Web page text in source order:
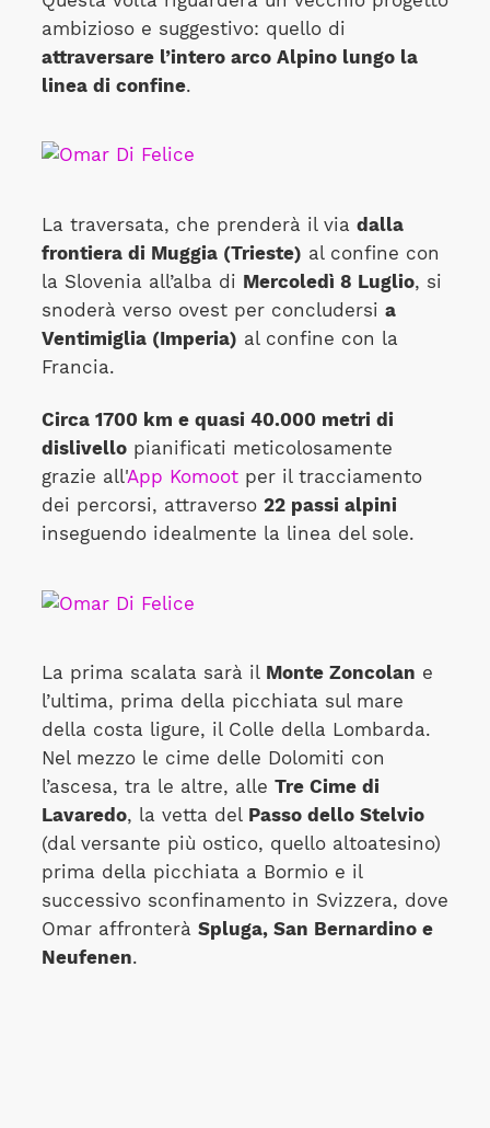
ambizioso e suggestivo: quello di
attraversare l’intero arco Alpino lungo la
linea di confine.
La traversata, che prenderà il via dalla
frontiera di Muggia (Trieste) al confine con
la Slovenia all’alba di Mercoledì 8 Luglio, si
snoderà verso ovest per concludersi a
Ventimiglia (Imperia) al confine con la
Francia.
Circa 1700 km e quasi 40.000 metri di
dislivellopianificati meticolosamente
grazie all'App Komootper il tracciamento
dei percorsi, attraverso 22 passi alpini
inseguendo idealmente la linea del sole.
La prima scalata sarà il Monte Zoncolan e
l’ultima, prima della picchiata sul mare
della costa ligure, il Colle della Lombarda.
Nel mezzo le cime delle Dolomiti con
l’ascesa, tra le altre, alle Tre Cime di
Lavaredo, la vetta del Passo dello Stelvio
(dal versante più ostico, quello altoatesino)
prima della picchiata a Bormio e il
successivo sconfinamento in Svizzera, dove
Omar affronterà Spluga, San Bernardino e
Neufenen.